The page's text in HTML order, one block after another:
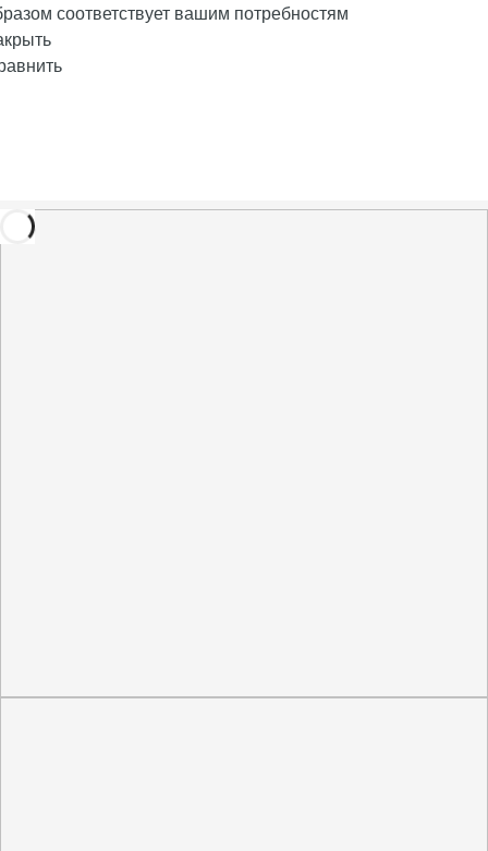
соответствует вашим потребностям